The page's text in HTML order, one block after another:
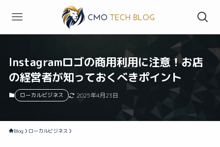
Instagramロゴの商用利用に注意！お店
の経営者が知っておくべきポイント
ローカルビジネス 2025年4月23日
Blog ローカルビジネス